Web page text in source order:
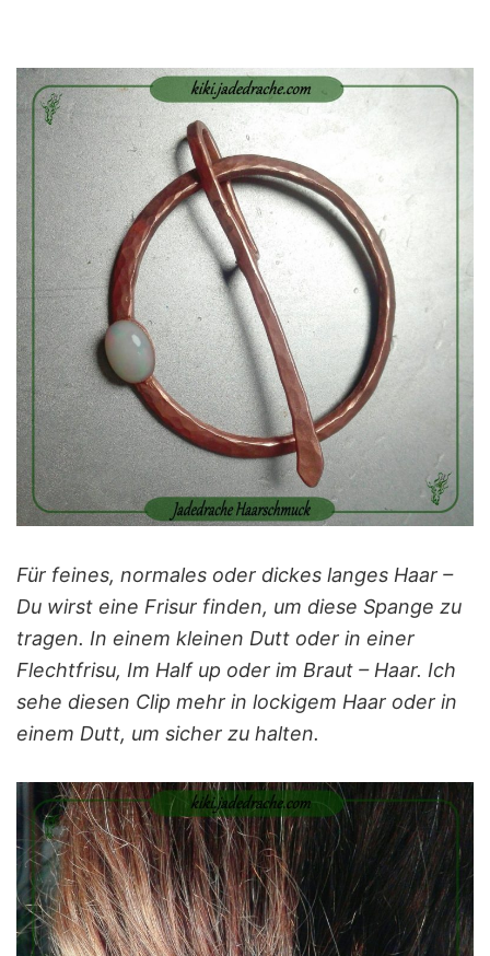
Für feines, normales oder dickes langes Haar –
Du wirst eine Frisur finden, um diese Spange zu
tragen. In einem kleinen Dutt oder in einer
Flechtfrisu, Im Half up oder im Braut – Haar. Ich
sehe diesen Clip mehr in lockigem Haar oder in
einem Dutt, um sicher zu halten.